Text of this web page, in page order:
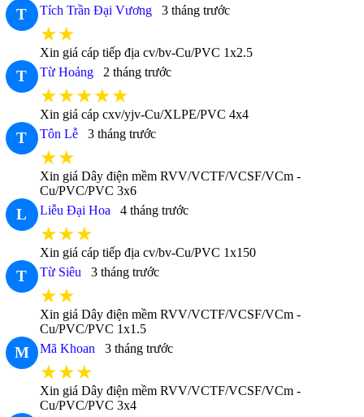
T Tích Trần Đại Vương 3 tháng trước
★★
Xin giá cáp tiếp địa cv/bv-Cu/PVC 1x2.5
T Từ Hoảng 2 tháng trước
★★★★★
Xin giá cáp cxv/yjv-Cu/XLPE/PVC 4x4
T Tôn Lễ 3 tháng trước
★★
Xin giá Dây điện mềm RVV/VCTF/VCSF/VCm -
Cu/PVC/PVC 3x6
L Liễu Đại Hoa 4 tháng trước
★★★
Xin giá cáp tiếp địa cv/bv-Cu/PVC 1x150
T Từ Siêu 3 tháng trước
★★
Xin giá Dây điện mềm RVV/VCTF/VCSF/VCm -
Cu/PVC/PVC 1x1.5
M Mã Khoan 3 tháng trước
★★★
Xin giá Dây điện mềm RVV/VCTF/VCSF/VCm -
Cu/PVC/PVC 3x4